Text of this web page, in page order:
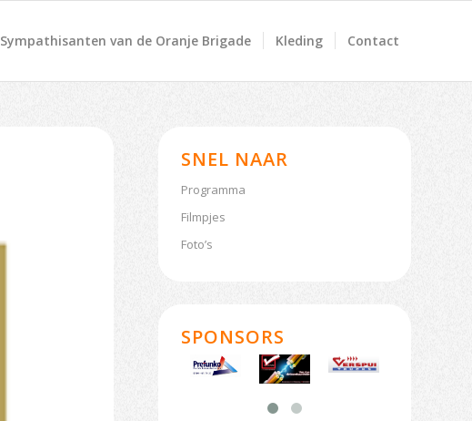
Sympathisanten van de Oranje Brigade Kleding Contact
SNEL NAAR
Programma
Filmpjes
Foto’s
SPONSORS